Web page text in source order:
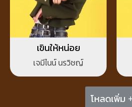
เขินให้หน่อย
เจมีไนน์ นรวิชญ์
โหลดเพิ่ม